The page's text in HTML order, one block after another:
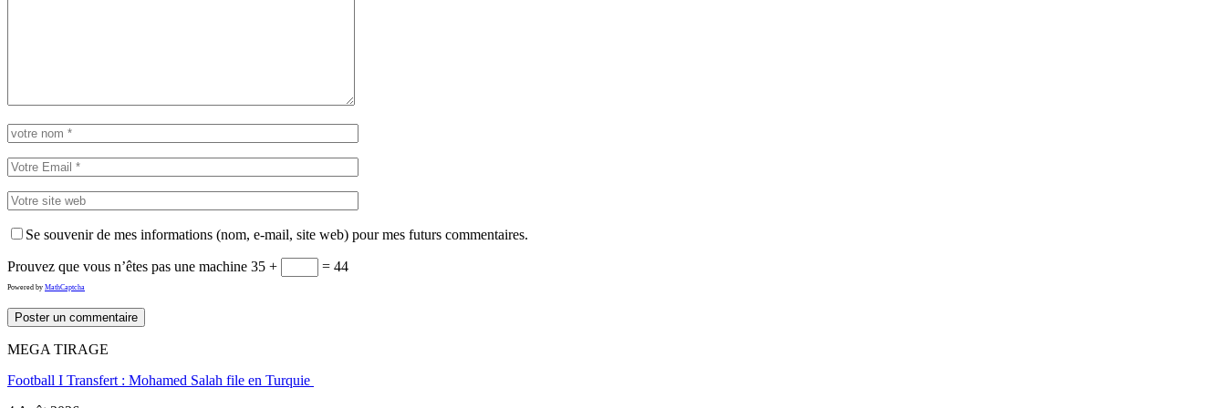
Se souvenir de mes informations (nom, e-mail, site web) pour mes futurs commentaires.
Prouvez que vous n’êtes pas une machine 35 + = 44
Powered by MathCaptcha
MEGA TIRAGE
Football I Transfert : Mohamed Salah file en Turquie